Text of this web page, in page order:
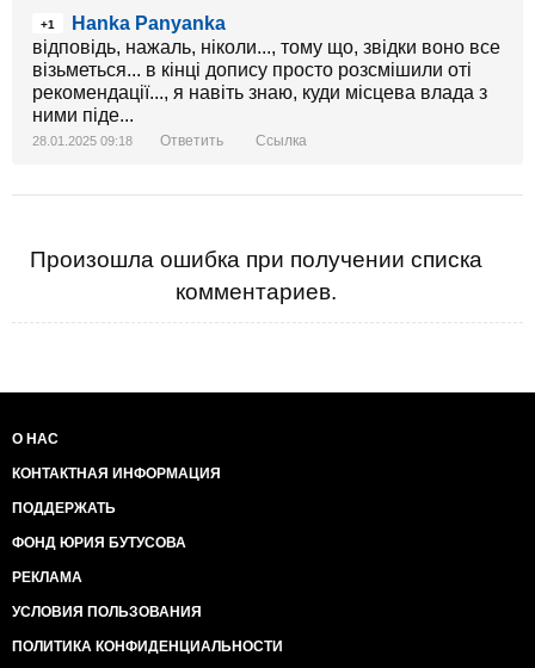
+1
Hanka Panyanka
відповідь, нажаль, ніколи..., тому що, звідки воно все
візьметься... в кінці допису просто розсмішили оті
рекомендації..., я навіть знаю, куди місцева влада з
ними піде...
28.01.2025 09:18 Ответить Ссылка
Произошла ошибка при получении списка
комментариев.
О НАС
КОНТАКТНАЯ ИНФОРМАЦИЯ
ПОДДЕРЖАТЬ
ФОНД ЮРИЯ БУТУСОВА
РЕКЛАМА
УСЛОВИЯ ПОЛЬЗОВАНИЯ
ПОЛИТИКА КОНФИДЕНЦИАЛЬНОСТИ